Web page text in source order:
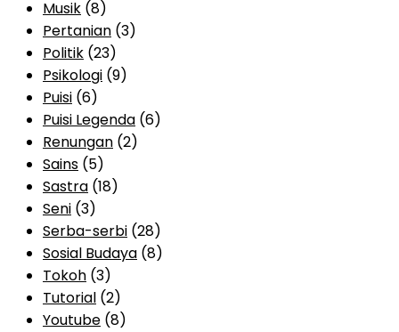
Musik (8)
Pertanian (3)
Politik (23)
Psikologi (9)
Puisi (6)
Puisi Legenda (6)
Renungan (2)
Sains (5)
Sastra (18)
Seni (3)
Serba-serbi (28)
Sosial Budaya (8)
Tokoh (3)
Tutorial (2)
Youtube (8)